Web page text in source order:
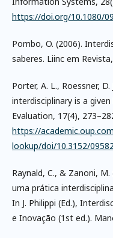
https://doi.org/10.1080/
Pombo, O. (2006).
saberes. Liinc em
Porter, A. L., Roessner,
interdisciplinary is a
Evaluation, 17(4),
https://
lookup/doi/10.3152/
Raynald, C., & Zanoni,
uma prática
In J. Philippi (Ed.),
e Inovação (1st ed.).